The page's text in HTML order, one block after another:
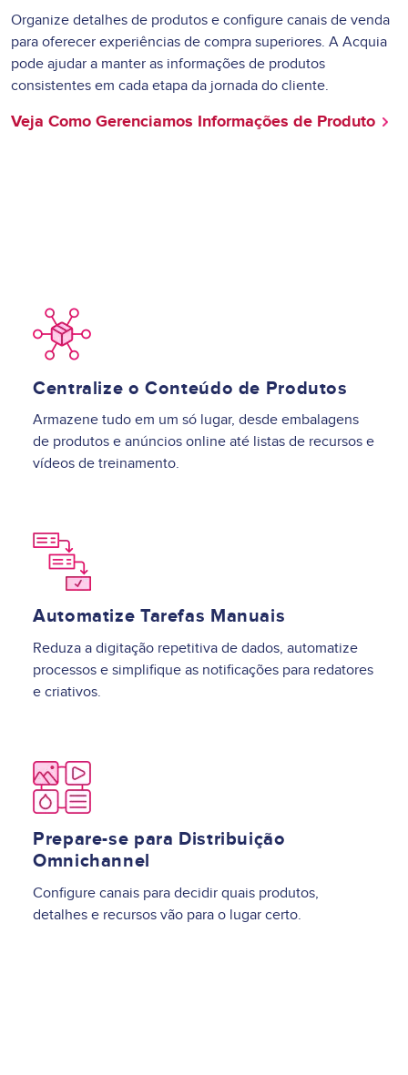
Organize detalhes de produtos e configure canais de venda
para oferecer experiências de compra superiores. A Acquia
pode ajudar a manter as informações de produtos
consistentes em cada etapa da jornada do cliente.
Veja Como Gerenciamos Informações de Produto
Image
Centralize o Conteúdo de Produtos
Armazene tudo em um só lugar, desde embalagens
de produtos e anúncios online até listas de recursos e
vídeos de treinamento.
Image
Automatize Tarefas Manuais
Reduza a digitação repetitiva de dados, automatize
processos e simplifique as notificações para redatores
e criativos.
Image
Prepare-se para Distribuição
Omnichannel
Configure canais para decidir quais produtos,
detalhes e recursos vão para o lugar certo.